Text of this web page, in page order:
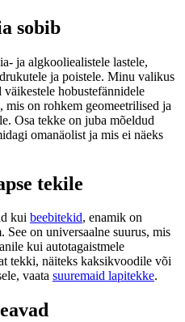
sobib
ja algkooliealistele lastele,
ja poistele. Minu valikus
hobustefännidele
mis on rohkem geomeetrilised ja
Osa tekke on juba mõeldud
omanäolist ja mis ei näeks
tekile
kui beebitekid, enamik on
See on universaalne suurus, mis
kui autotagaistmele
tekki, näiteks kaksikvoodile või
vaata suuremaid lapitekke.